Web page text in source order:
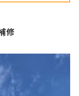
修